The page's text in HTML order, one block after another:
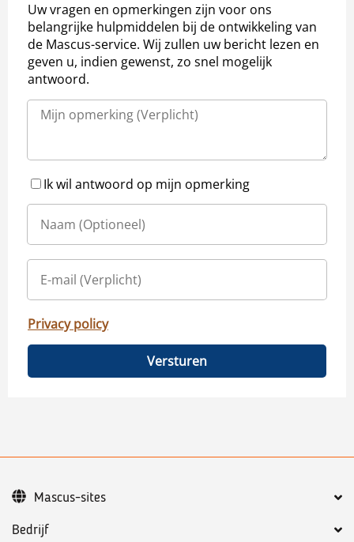
Uw vragen en opmerkingen zijn voor ons
belangrijke hulpmiddelen bij de ontwikkeling van
de Mascus-service. Wij zullen uw bericht lezen en
geven u, indien gewenst, zo snel mogelijk
antwoord.
Ik wil antwoord op mijn opmerking
Privacy policy
Versturen
Bedrijf
Mascus-sites